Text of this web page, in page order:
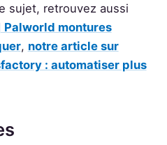
sujet, retrouvez aussi
montures
, notre article sur
: automatiser plus